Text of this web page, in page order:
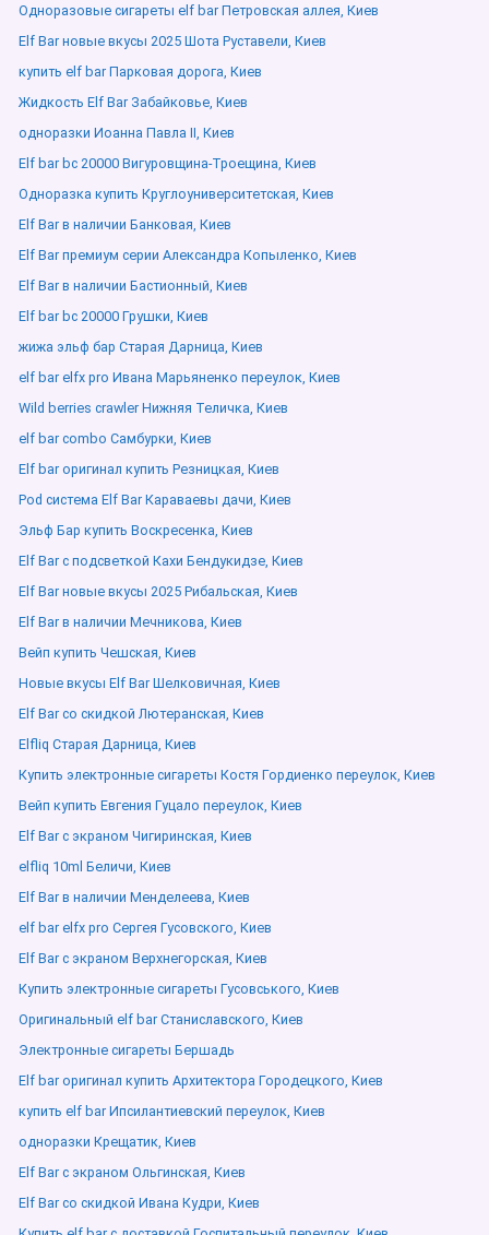
Одноразовые сигареты elf bar Петровская аллея, Киев
Elf Bar новые вкусы 2025 Шота Руставели, Киев
купить elf bar Парковая дорога, Киев
Жидкость Elf Bar Забайковье, Киев
одноразки Иоанна Павла ІІ, Киев
Elf bar bc 20000 Вигуровщина-Троещина, Киев
Одноразка купить Круглоуниверситетская, Киев
Elf Bar в наличии Банковая, Киев
Elf Bar премиум серии Александра Копыленко, Киев
Elf Bar в наличии Бастионный, Киев
Elf bar bc 20000 Грушки, Киев
жижа эльф бар Старая Дарница, Киев
elf bar elfx pro Ивана Марьяненко переулок, Киев
Wild berries crawler Нижняя Теличка, Киев
elf bar combo Самбурки, Киев
Elf bar оригинал купить Резницкая, Киев
Pod система Elf Bar Караваевы дачи, Киев
Эльф Бар купить Воскресенка, Киев
Elf Bar с подсветкой Кахи Бендукидзе, Киев
Elf Bar новые вкусы 2025 Рибальская, Киев
Elf Bar в наличии Мечникова, Киев
Вейп купить Чешская, Киев
Новые вкусы Elf Bar Шелковичная, Киев
Elf Bar со скидкой Лютеранская, Киев
Elfliq Старая Дарница, Киев
Купить электронные сигареты Костя Гордиенко переулок, Киев
Вейп купить Евгения Гуцало переулок, Киев
Elf Bar с экраном Чигиринская, Киев
elfliq 10ml Беличи, Киев
Elf Bar в наличии Менделеева, Киев
elf bar elfx pro Сергея Гусовского, Киев
Elf Bar с экраном Верхнегорская, Киев
Купить электронные сигареты Гусовського, Киев
Оригинальный elf bar Станиславского, Киев
Электронные сигареты Бершадь
Elf bar оригинал купить Архитектора Городецкого, Киев
купить elf bar Ипсилантиевский переулок, Киев
одноразки Крещатик, Киев
Elf Bar с экраном Ольгинская, Киев
Elf Bar со скидкой Ивана Кудри, Киев